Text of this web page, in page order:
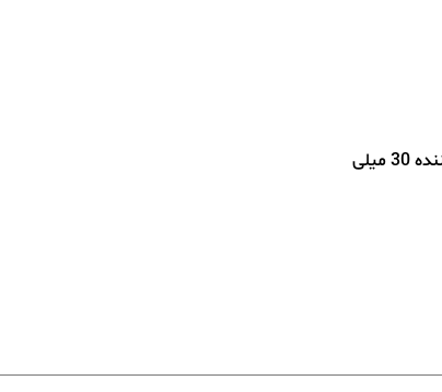
سرم پوست بالانس مدل Vitamin C شفاف و روشن کننده 30 میلی